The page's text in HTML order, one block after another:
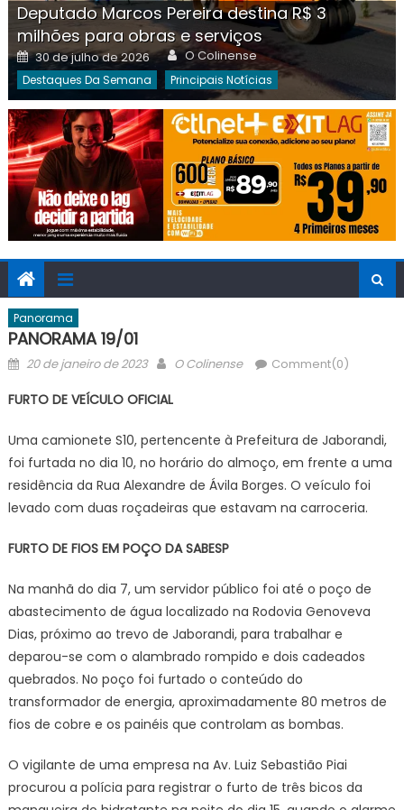
Deputado Marcos Pereira destina R$ 3
milhões para obras e serviços
Posted
on
30 de julho de 2026 Author
O Colinense
Destaques Da Semana Principais Notícias
Panorama
PANORAMA 19/01
Posted
20 de janeiro de 2023 Author
O Colinense Comment(0)
FURTO DE VEÍCULO OFICIAL
Uma camionete S10, pertencente à Prefeitura de Jaborandi,
foi furtada no dia 10, no horário do almoço, em frente a uma
residência da Rua Alexandre de Ávila Borges. O veículo foi
levado com duas roçadeiras que estavam na carroceria.
FURTO DE FIOS EM POÇO DA SABESP
Na manhã do dia 7, um servidor público foi até o poço de
abastecimento de água localizado na Rodovia Genoveva
Dias, próximo ao trevo de Jaborandi, para trabalhar e
deparou-se com o alambrado rompido e dois cadeados
quebrados. No poço foi furtado o conteúdo do
transformador de energia, aproximadamente 80 metros de
fios de cobre e os painéis que controlam as bombas.
O vigilante de uma empresa na Av. Luiz Sebastião Piai
procurou a polícia para registrar o furto de três bicos da